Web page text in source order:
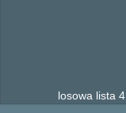
losowa lista